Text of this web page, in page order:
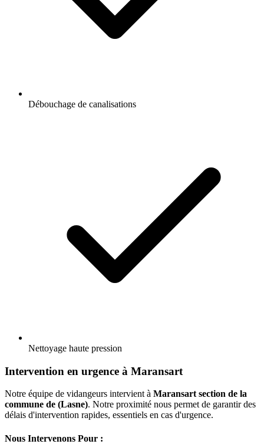
Débouchage de canalisations
Nettoyage haute pression
Intervention en urgence à Maransart
Notre équipe de vidangeurs intervient à Maransart section de la
commune de (Lasne). Notre proximité nous permet de garantir des
délais d'intervention rapides, essentiels en cas d'urgence.
Nous Intervenons Pour :